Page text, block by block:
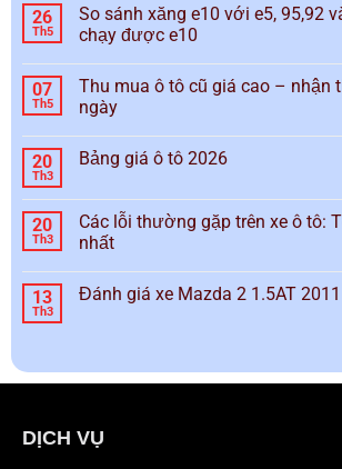
26
Th5
So sánh xăng e10 với e5, 95,92
chạy được e10
07
Th5
Thu mua ô tô cũ giá cao – nhận
ngày
20
Th3
Bảng giá ô tô 2026
20
Th3
Các lỗi thường gặp trên xe ô tô:
nhất
13
Th3
Đánh giá xe Mazda 2 1.5AT 2011
DỊCH VỤ